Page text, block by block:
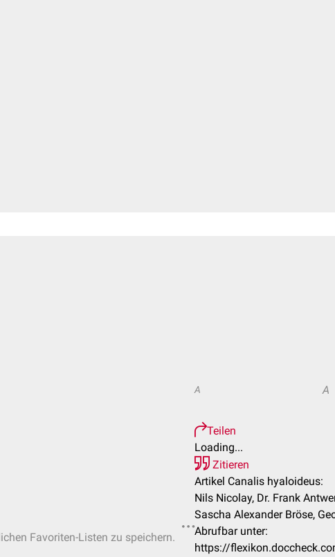
Favoriten-Listen zu speichern.
A A
Teilen
Loading...
Zitieren
Artikel Canalis hyaloideus:
Nils Nicolay, Dr. Frank
Sascha Alexander Bröse,
Abrufbar unter:
https://